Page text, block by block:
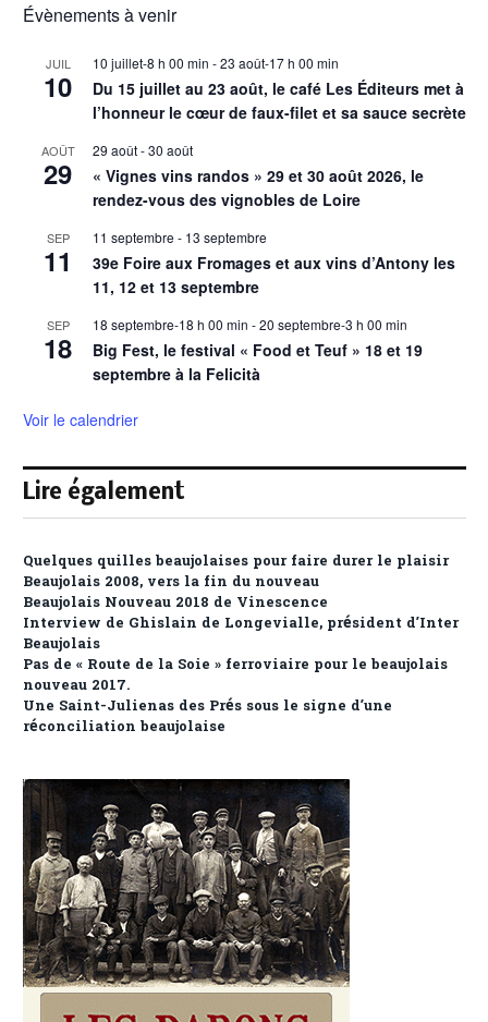
Évènements à venir
JUIL
10
10 juillet-8 h 00 min -23 août-17 h 00 min
Du 15 juillet au 23 août, le café Les Éditeurs met à
l’honneur le cœur de faux-filet et sa sauce secrète
AOÛT
29
29 août-30 août
« Vignes vins randos » 29 et 30 août 2026, le
rendez-vous des vignobles de Loire
SEP
11
11 septembre - 13 septembre
39e Foire aux Fromages et aux vins d’Antony les
11, 12 et 13 septembre
SEP
18
18 septembre-18 h 00 min -20 septembre-3 h 00 min
Big Fest, le festival « Food et Teuf » 18 et 19
septembre à la Felicità
Voir le calendrier
Lire également
Quelques quilles beaujolaises pour faire durer le plaisir
Beaujolais 2008, vers la fin du nouveau
Beaujolais Nouveau 2018 de Vinescence
Interview de Ghislain de Longevialle, président d’Inter
Beaujolais
Pas de « Route de la Soie » ferroviaire pour le beaujolais
nouveau 2017.
Une Saint-Julienas des Prés sous le signe d’une
réconciliation beaujolaise